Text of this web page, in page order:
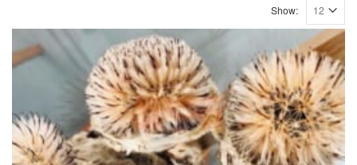
Show: